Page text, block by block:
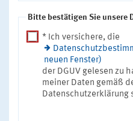
Bitte bestätigen Sie unsere
* Ich versichere, die
neuen Fenster)
der DGUV gelesen zu
meiner Daten gemäß
Datenschutzerklärung